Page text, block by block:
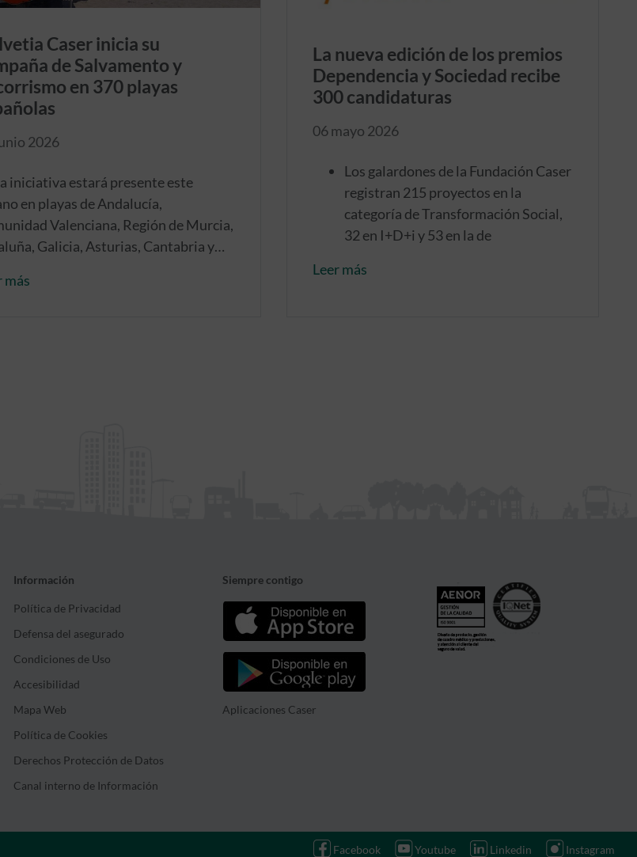
Caser inicia su
de Salvamento y
en 370 playas
2026
iniciativa estará presente este
en playas de Andalucía,
Valenciana, Región de Murcia,
Galicia, Asturias, Cantabria y
más
La nueva edición de los premios
Dependencia y Sociedad recibe
300 candidaturas
06 mayo 2026
Los galardones de la Fundación Caser
registran 215 proyectos en la
categoría de Transformación Social,
32 en I+D+i y 53 en la de
El número de candidaturas aumenta
Leer más
Información
Política de Privacidad
Defensa del asegurado
Condiciones de Uso
Accesibilidad
Mapa Web
Política de Cookies
Derechos Protección de Datos
Canal interno de Información
Siempre contigo
Aplicaciones Caser
Facebook Youtube Linkedin Instagram